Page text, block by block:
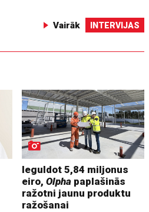
Vairāk INTERVIJAS
Ieguldot 5,84 miljonus
eiro,Olpha paplašinās
ražotni jaunu produktu
ražošanai